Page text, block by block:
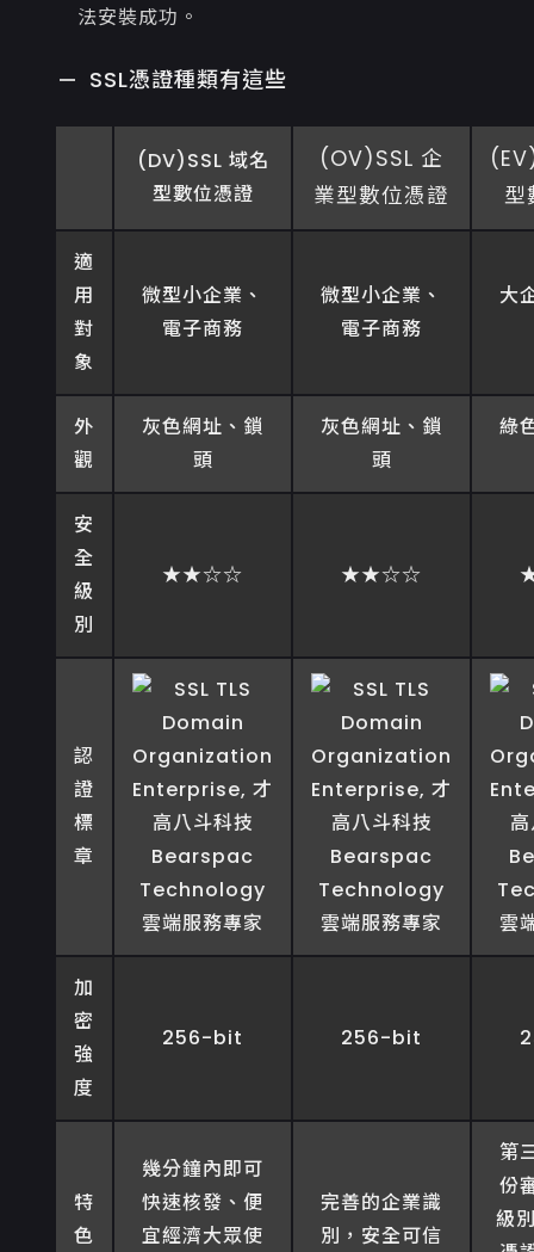
法安裝成功。
SSL憑證種類有這些
(DV)SSL 域名
型數位憑證
(OV)SSL 企
業型數位憑證
型
適
用
對
象
微型小企業、
電子商務
微型小企業、
電子商務
大
外
觀
灰色網址、鎖
頭
灰色網址、鎖
頭
綠
安
全
級
別
★★☆☆ ★★☆☆
認
證
標
章
加
密
強
度
256-bit 256-bit
特
色
幾分鐘內即可
快速核發、便
宜經濟大眾使
完善的企業識
別，安全可信
第
份
級